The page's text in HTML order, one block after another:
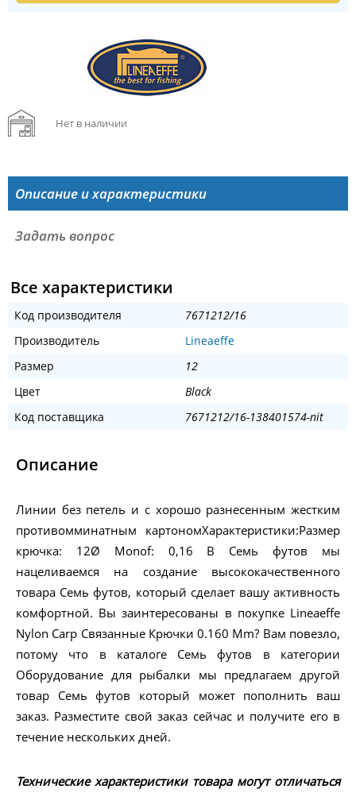
Нет в наличии
Описание и характеристики
Задать вопрос
Все характеристики
Код производителя
7671212/16
Производитель
Lineaeffe
Размер
12
Цвет
Black
Код поставщика
7671212/16-138401574-nit
Описание
Линии без петель и с хорошо разнесенным жестким
противомминатным картономХарактеристики:Размер
крючка: 12Ø Monof: 0,16 В Семь футов мы
нацеливаемся на создание высококачественного
товара Семь футов, который сделает вашу активность
комфортной. Вы заинтересованы в покупке Lineaeffe
Nylon Carp Связанные Крючки 0.160 Mm? Вам повезло,
потому что в каталоге Семь футов в категории
Оборудование для рыбалки мы предлагаем другой
товар Семь футов который может пополнить ваш
заказ. Разместите свой заказ сейчас и получите его в
течение нескольких дней.
Технические характеристики товара могут отличаться